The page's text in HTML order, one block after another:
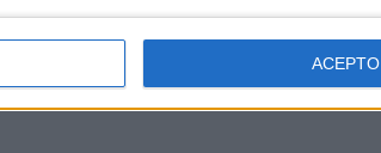
ACEPTO
personal de dos profesores Ginés y
de los contenidos que encontramos
del tiempo, que sus tareas como docentes, y